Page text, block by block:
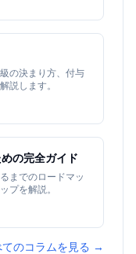
の決まり方、付与
説します。
の完全ガイド
までのロードマッ
プを解説。
てのコラムを見る →